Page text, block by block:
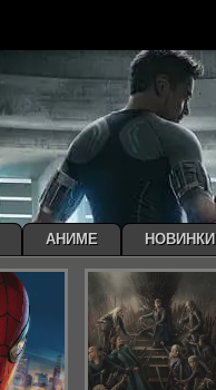
АНИМЕ НОВИНКИ